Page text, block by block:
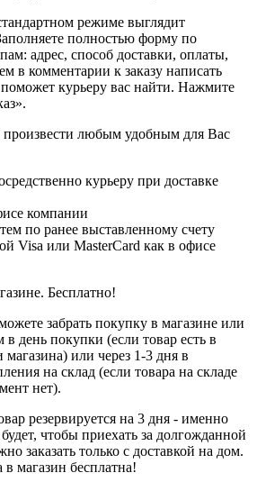
режиме выглядит
полностью форму по
адрес, способ доставки, оплаты,
в комментарии к заказу написать
курьеру вас найти. Нажмите
произвести любым удобным для Вас
курьеру при доставке
компании
по ранее выставленному счету
Visa или MasterCard как в офисе
Бесплатно!
забрать покупку в магазине или
в день покупки (если товар есть в
или через 1-3 дня в
на склад (если товара на складе
нет).
резервируется на 3 дня - именно
чтобы приехать за долгожданной
заказать только с доставкой на дом.
в магазин бесплатна!